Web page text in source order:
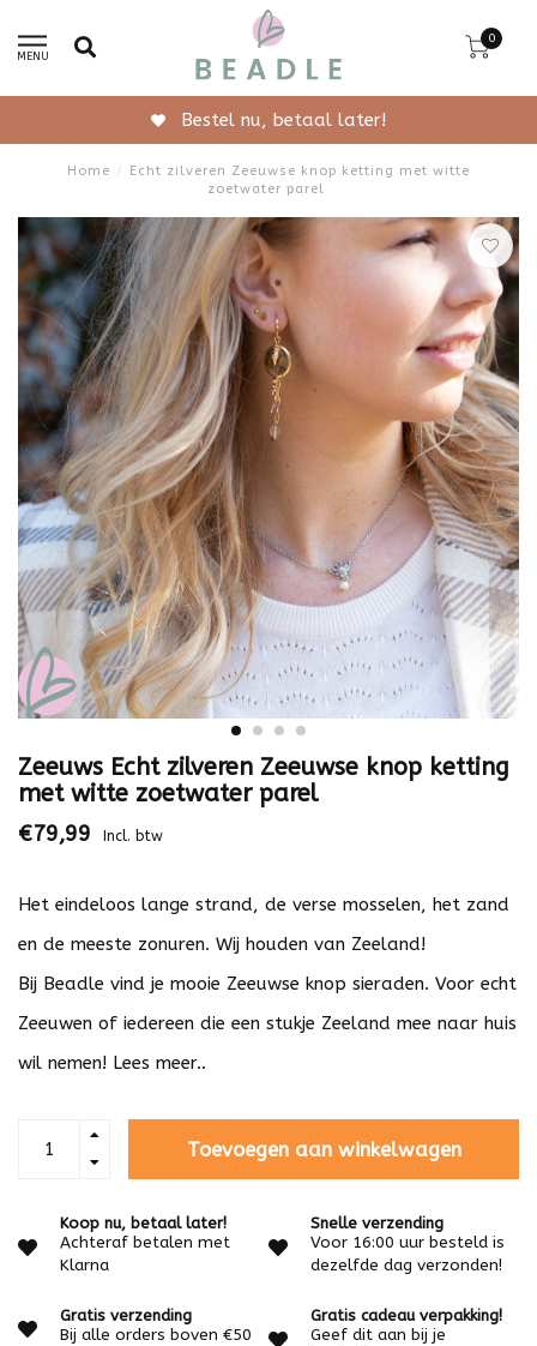
MENU
0
Bestel nu, betaal later!
Home /
Echt zilveren Zeeuwse knop ketting met witte
zoetwater parel
Zeeuws Echt zilveren Zeeuwse knop ketting
met witte zoetwater parel
€79,99 Incl. btw
Het eindeloos lange strand, de verse mosselen, het zand
en de meeste zonuren. Wij houden van Zeeland!
Bij Beadle vind je mooie Zeeuwse knop sieraden. Voor echt
Zeeuwen of iedereen die een stukje Zeeland mee naar huis
wil nemen! Lees meer..
Toevoegen aan winkelwagen
Koop nu, betaal later!
Achteraf betalen met
Klarna
Snelle verzending
Voor 16:00 uur besteld is
dezelfde dag verzonden!
Gratis verzending
Bij alle orders boven €50
Gratis cadeau verpakking!
Geef dit aan bij je